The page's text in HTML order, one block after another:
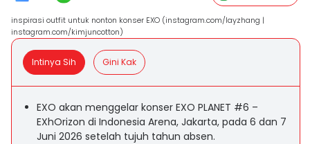
inspirasi outfit untuk nonton konser EXO (instagram.com/layzhang |
instagram.com/kimjuncotton)
Intinya Sih Gini Kak
EXO akan menggelar konser EXO PLANET #6 –
EXhOrizon di Indonesia Arena, Jakarta, pada 6 dan 7
Juni 2026 setelah tujuh tahun absen.